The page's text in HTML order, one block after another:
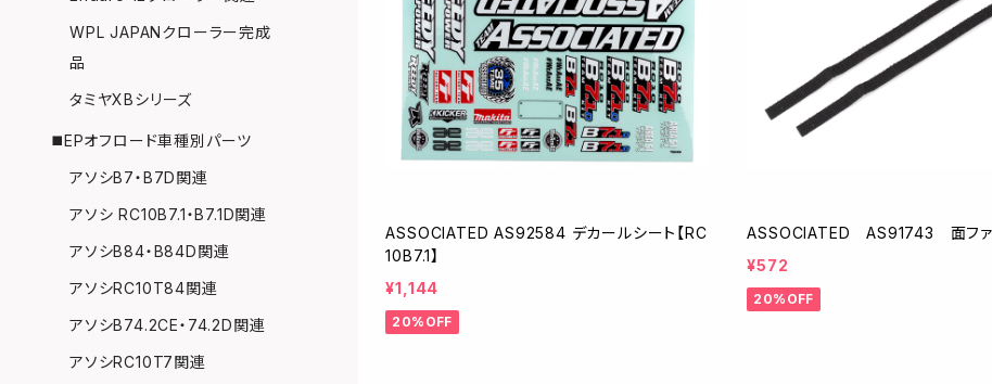
ASSOCIATED AS92584 デカールシート【RC
10B7.1】
¥1,144
20%OFF
ASSOCIATED AS91743 面ファ
¥572
20%OFF
WPL JAPANクローラー完成
品
タミヤXBシリーズ
◼️EPオフロード車種別パーツ
アソシB7・B7D関連
アソシ RC10B7.1・B7.1D関連
アソシB84・B84D関連
アソシRC10T84関連
アソシB74.2CE・74.2D関連
アソシRC10T7関連